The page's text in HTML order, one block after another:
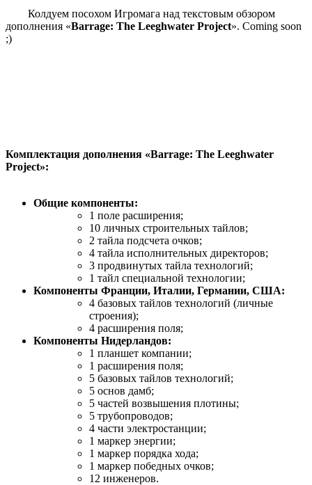
Колдуем посохом Игромага над текстовым обзором
дополнения «Barrage: The Leeghwater Project». Coming soon
;)
Комплектация дополнения «Barrage: The Leeghwater
Project»:
Общие компоненты:
1 поле расширения;
10 личных строительных тайлов;
2 тайла подсчета очков;
4 тайла исполнительных директоров;
3 продвинутых тайла технологий;
1 тайл специальной технологии;
Компоненты Франции, Италии, Германии, США:
4 базовых тайлов технологий (личные
строения);
4 расширения поля;
Компоненты Нидерландов:
1 планшет компании;
1 расширения поля;
5 базовых тайлов технологий;
5 основ дамб;
5 частей возвышения плотины;
5 трубопроводов;
4 части электростанции;
1 маркер энергии;
1 маркер порядка хода;
1 маркер победных очков;
12 инженеров.